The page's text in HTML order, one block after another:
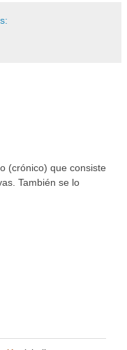
(crónico) que consiste
También se lo